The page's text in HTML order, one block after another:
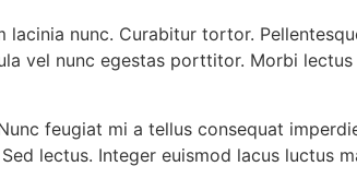
nunc. Curabitur tortor.
vel nunc egestas porttitor. Morbi
feugiat mi a tellus consequat
lectus. Integer euismod lacus